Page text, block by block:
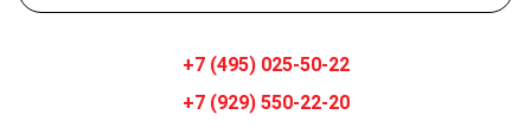
+7 (495) 025-50-22
+7 (929) 550-22-20